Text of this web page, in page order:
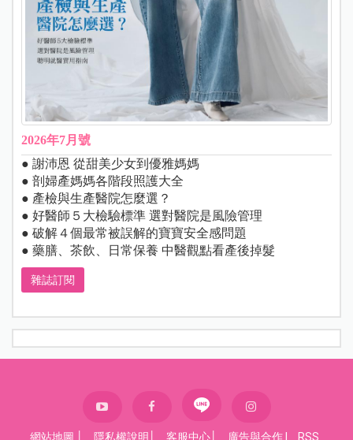
2026年7月號
● 謝沛恩 從甜美少女到優雅媽媽
● 剖婦產媽媽各階段照護大全
● 產檢與生產醫院怎麼選？
● 好醫師５大檢驗標準 選對醫院是風險管理
● 破解４個最常被誤解的寶寶安全感問題
● 藥膳、茶飲、日常保養 中醫觀點看產後掉髮
雜誌訂閱
網站地圖 隱私權說明 客服中心 廣告與合作 RSS